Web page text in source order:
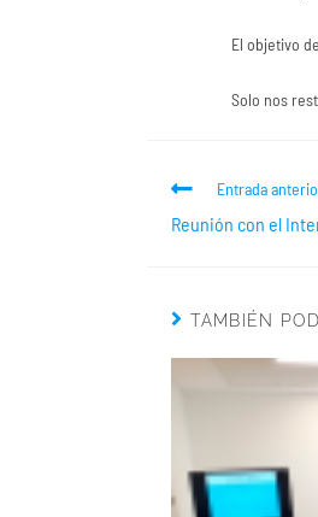
El objetivo
Solo nos
Entrada
Reunión con el
TAMBIÉN